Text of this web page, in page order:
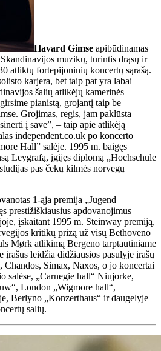
Havard Gimse apibūdinamas
muzikų, turintis drąsų ir
atliktų fortepijoninių koncertų sąrašą.
karjera, bet taip pat yra labai
šalių atlikėjų kamerinės
pianistą, grojantį taip be
Grojimas, regis, jam paklūsta
į save”, – taip apie atlikėją
independent.co.uk po koncerto
Hall” salėje. 1995 m. baigęs
Leygrafą, įgijęs diplomą „Hochschule
pas čekų kilmės norvegų
1-ąja premija „Jugend
prestižiškiausius apdovanojimus
įskaitant 1995 m. Steinway premiją,
kritikų prizą už visų Bethoveno
Mørk atlikimą Bergeno tarptautiniame
leidžia didžiausios pasulyje įrašų
Chandos, Simax, Naxos, o jo koncertai
salėse, „Carnegie hall“ Niujorke,
London „Wigmore hall“,
Berlyno „Konzerthaus“ ir daugelyje
salių.